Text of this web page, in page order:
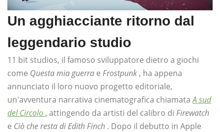
Un agghiacciante ritorno dal
leggendario studio
11 bit studios, il famoso sviluppatore dietro a giochi
come Questa mia guerra e Frostpunk , ha appena
annunciato il loro nuovo progetto editoriale,
un'avventura narrativa cinematografica chiamataA sud
del Circolo , attingendo da artisti del calibro di Firewatch
e Ciò che resta di Edith Finch . Dopo il debutto in Apple